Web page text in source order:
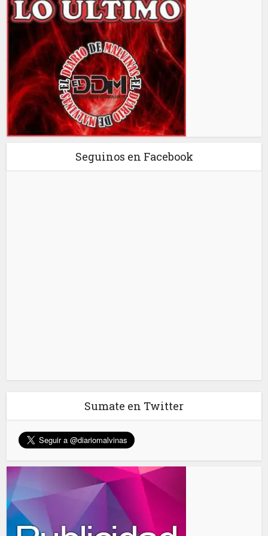
Seguinos en Facebook
Sumate en Twitter